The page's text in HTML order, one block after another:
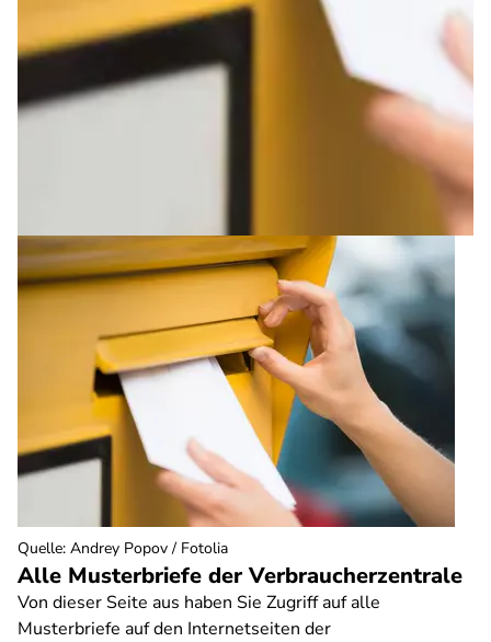
Alle Musterbriefe der Verbraucherzentrale
Von dieser Seite aus haben Sie Zugriff auf alle
Musterbriefe auf den Internetseiten der
Quelle: Andrey Popov / Fotolia